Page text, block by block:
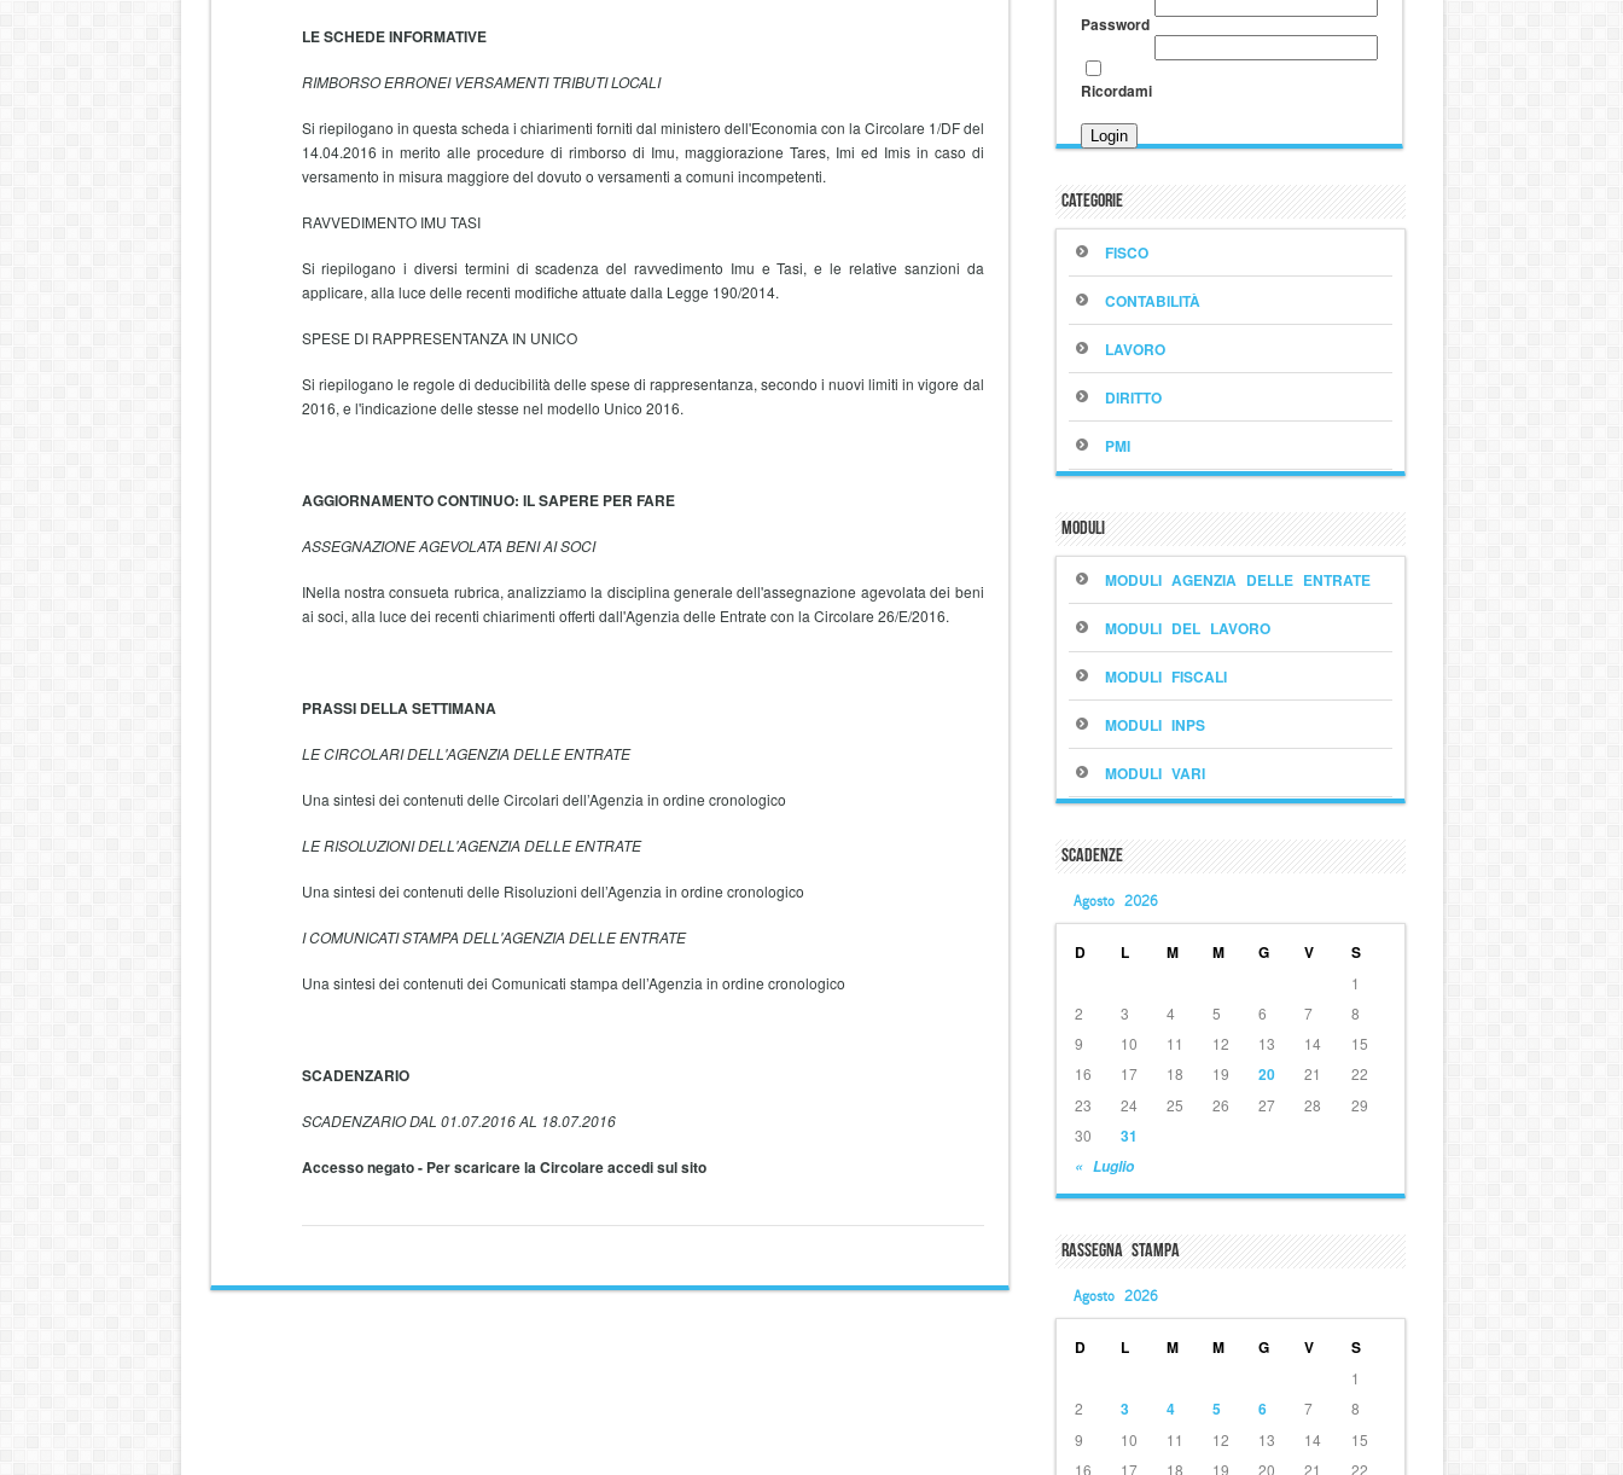
LE SCHEDE INFORMATIVE
RIMBORSO ERRONEI VERSAMENTI TRIBUTI LOCALI
Si riepilogano in questa scheda i chiarimenti forniti dal ministero dell'Economia con la Circolare 1/DF del
14.04.2016 in merito alle procedure di rimborso di Imu, maggiorazione Tares, Imi ed Imis in caso di
versamento in misura maggiore del dovuto o versamenti a comuni incompetenti.
RAVVEDIMENTO IMU TASI
Si riepilogano i diversi termini di scadenza del ravvedimento Imu e Tasi, e le relative sanzioni da
applicare, alla luce delle recenti modifiche attuate dalla Legge 190/2014.
SPESE DI RAPPRESENTANZA IN UNICO
Si riepilogano le regole di deducibilità delle spese di rappresentanza, secondo i nuovi limiti in vigore dal
2016, e l'indicazione delle stesse nel modello Unico 2016.
AGGIORNAMENTO CONTINUO: IL SAPERE PER FARE
ASSEGNAZIONE AGEVOLATA BENI AI SOCI
INella nostra consueta rubrica, analizziamo la disciplina generale dell'assegnazione agevolata dei beni
ai soci, alla luce dei recenti chiarimenti offerti dall'Agenzia delle Entrate con la Circolare 26/E/2016.
PRASSI DELLA SETTIMANA
LE CIRCOLARI DELL'AGENZIA DELLE ENTRATE
Una sintesi dei contenuti delle Circolari dell’Agenzia in ordine cronologico
LE RISOLUZIONI DELL'AGENZIA DELLE ENTRATE
Una sintesi dei contenuti delle Risoluzioni dell’Agenzia in ordine cronologico
I COMUNICATI STAMPA DELL'AGENZIA DELLE ENTRATE
Una sintesi dei contenuti dei Comunicati stampa dell’Agenzia in ordine cronologico
SCADENZARIO
SCADENZARIO DAL 01.07.2016 AL 18.07.2016
Accesso negato - Per scaricare la Circolare accedi sul sito
Password
Ricordami
Categorie
FISCO
CONTABILITÀ
LAVORO
DIRITTO
PMI
Moduli
MODULI AGENZIA DELLE ENTRATE
MODULI DEL LAVORO
MODULI FISCALI
MODULI INPS
MODULI VARI
Scadenze
Agosto 2026
D L M M G V S
« Luglio
1
2
3 4 5 6 7
8
9
10 11 12 13 14
15
16
17 18 19 20 21
22
23
24 25 26 27 28
29
30
31
Rassegna Stampa
Agosto 2026
D L M M G V S
1
2
3 4 5 6 7
8
9
10 11 12 13 14
15
16
17 18 19 20 21 22